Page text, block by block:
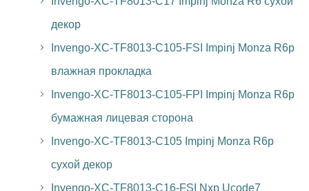
декор
Invengo-XC-TF8013-C105-FSI Impinj Monza R6p
влажная прокладка
Invengo-XC-TF8013-C105-FPI Impinj Monza R6p
бумажная лицевая сторона
Invengo-XC-TF8013-C105 Impinj Monza R6p
сухой декор
Invengo-XC-TF8013-C16-FSI Nxp Ucode7